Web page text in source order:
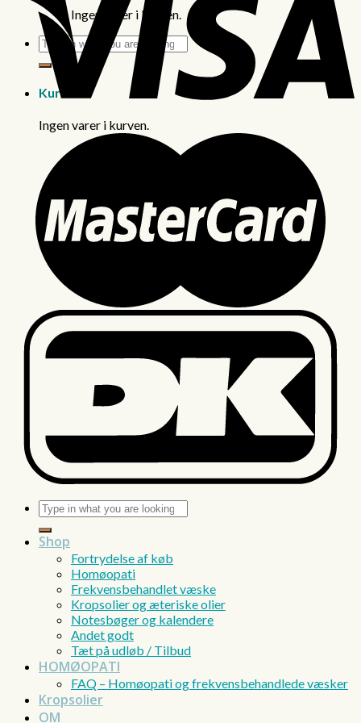
Ingen varer i kurven.
Søg
efter:
Kurv
Ingen varer i kurven.
Søg
efter:
Shop
Fortrydelse af køb
Homøopati
Frekvensbehandlet væske
Kropsolier og æteriske olier
Notesbøger og kalendere
Andet godt
Tæt på udløb / Tilbud
HOMØOPATI
FAQ – Homøopati og frekvensbehandlede væsker
Kropsolier
OM